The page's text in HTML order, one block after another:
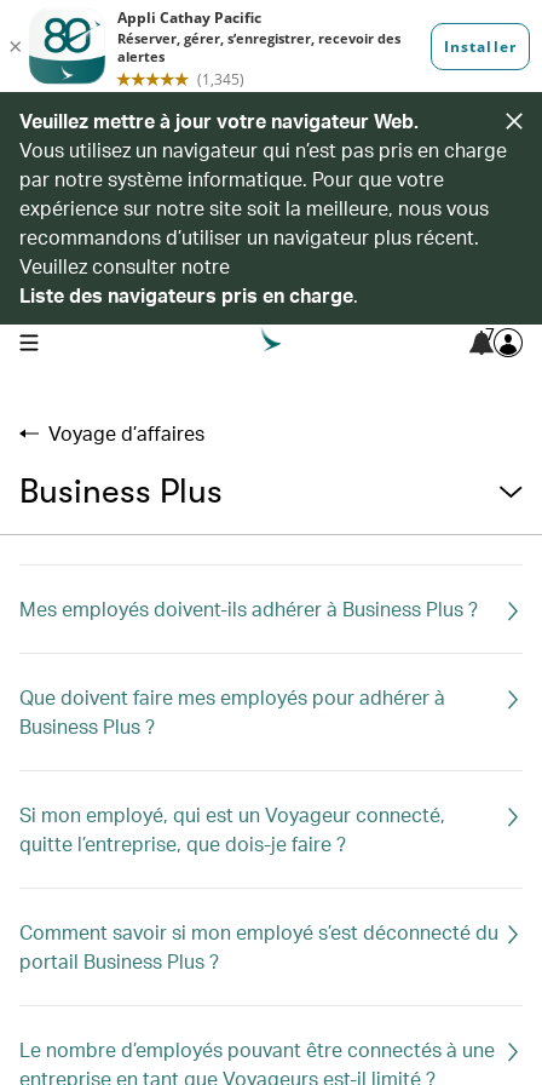
Veuillez mettre à jour votre navigateur Web.
Vous utilisez un navigateur qui n’est pas pris en charge
par notre système informatique. Pour que votre
expérience sur notre site soit la meilleure, nous vous
recommandons d’utiliser un navigateur plus récent.
Veuillez consulter notre
Liste des navigateurs pris en charge.
open navigation menu 7
Voyage d’affaires
Business Plus
Mes employés doivent-ils adhérer à Business Plus ?
Que doivent faire mes employés pour adhérer à
Business Plus ?
Si mon employé, qui est un Voyageur connecté,
quitte l’entreprise, que dois-je faire ?
Comment savoir si mon employé s’est déconnecté du
portail Business Plus ?
Le nombre d’employés pouvant être connectés à une
entreprise en tant que Voyageurs est-il limité ?